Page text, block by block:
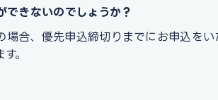
きないのでしょうか？
合、優先申込締切りまでにお申込を
。